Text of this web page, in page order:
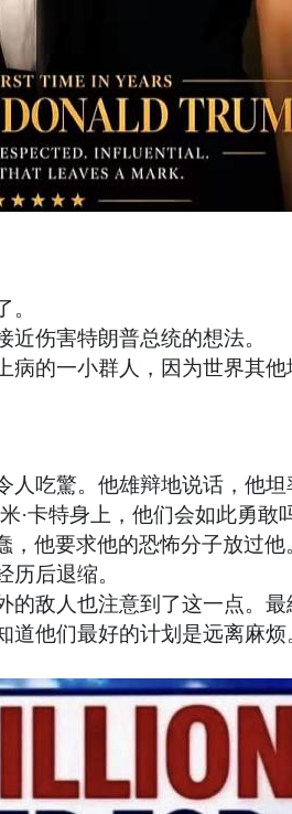
伤害特朗普总统的想法。
的一小群人，因为世界其
吃驚。他雄辩地说话，他
卡特身上，他们会如此勇敢
他要求他的恐怖分子放过他
后退缩。
敌人也注意到了这一点。
他们最好的计划是远离麻烦